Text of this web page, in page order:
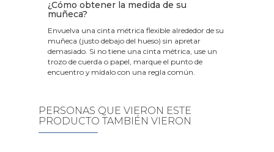
¿Cómo obtener la medida de su
muñeca?
Envuelva una cinta métrica flexible alrededor de su
muñeca (justo debajo del hueso) sin apretar
demasiado. Si no tiene una cinta métrica, use un
trozo de cuerda o papel, marque el punto de
encuentro y mídalo con una regla común.
PERSONAS QUE VIERON ESTE
PRODUCTO TAMBIÉN VIERON